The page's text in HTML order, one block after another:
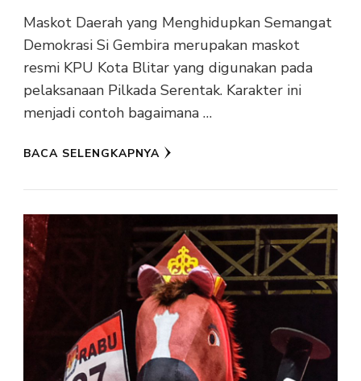
Maskot Daerah yang Menghidupkan Semangat
Demokrasi Si Gembira merupakan maskot
resmi KPU Kota Blitar yang digunakan pada
pelaksanaan Pilkada Serentak. Karakter ini
menjadi contoh bagaimana …
BACA SELENGKAPNYA